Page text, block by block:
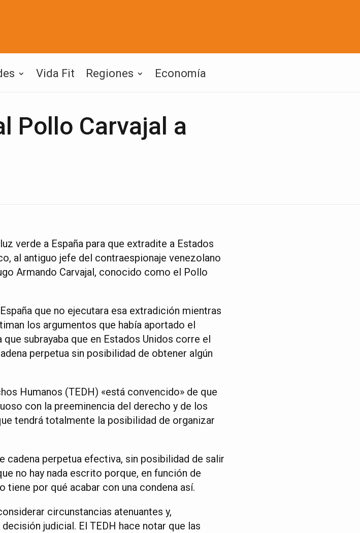
Vida Fit Regiones Economía
Pollo Carvajal a
verde a España para que extradite a Estados
al antiguo jefe del contraespionaje venezolano
Armando Carvajal, conocido como el Pollo
que no ejecutara esa extradición mientras
los argumentos que había aportado el
subrayaba que en Estados Unidos corre el
perpetua sin posibilidad de obtener algún
Humanos (TEDH) «está convencido» de que
con la preeminencia del derecho y de los
tendrá totalmente la posibilidad de organizar
cadena perpetua efectiva, sin posibilidad de salir
no hay nada escrito porque, en función de
tiene por qué acabar con una condena así.
circunstancias atenuantes y,
judicial. El TEDH hace notar que las